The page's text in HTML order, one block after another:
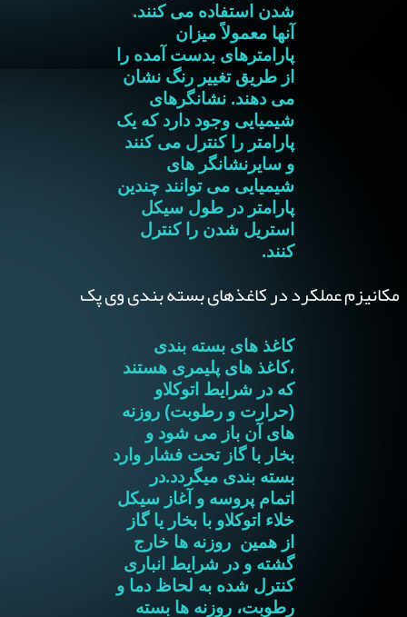
شدن استفاده می کنند.
آنها معمولاً میزان
پارامترهای بدست آمده را
از طریق تغییر رنگ نشان
می دهند. نشانگرهای
شیمیایی وجود دارد که یک
پارامتر را کنترل می کنند
و سایرنشانگر های
شیمیایی می توانند چندین
پارامتر در طول سیکل
استریل شدن را کنترل
کنند.
مکانیزم عملکرد در کاغذهای بسته بندی وی پک
کاغذ های بسته بندی
،کاغذ های پلیمری هستند
که در شرایط اتوکلاو
(حرارت و رطوبت) روزنه
های آن باز می شود و
بخار با گاز تحت فشار وارد
بسته بندی میگردد.در
اتمام پروسه و آغاز سیکل
خلاء اتوکلاو با بخار یا گاز
از همین روزنه ها خارج
گشته و در شرایط انباری
کنترل شده به لحاظ دما و
رطوبت، روزنه ها بسته